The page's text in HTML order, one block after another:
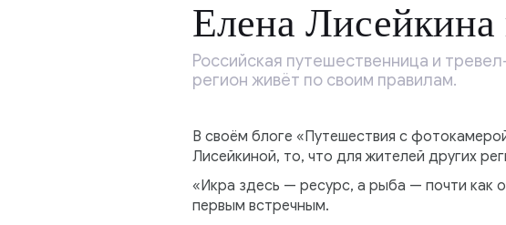
Елена Лисейкина
Российская путешественница и
регион живёт по своим правилам.
В своём блоге «Путешествия с
Лисейкиной, то, что для жителей других
«Икра здесь — ресурс, а рыба — почти как
первым встречным.